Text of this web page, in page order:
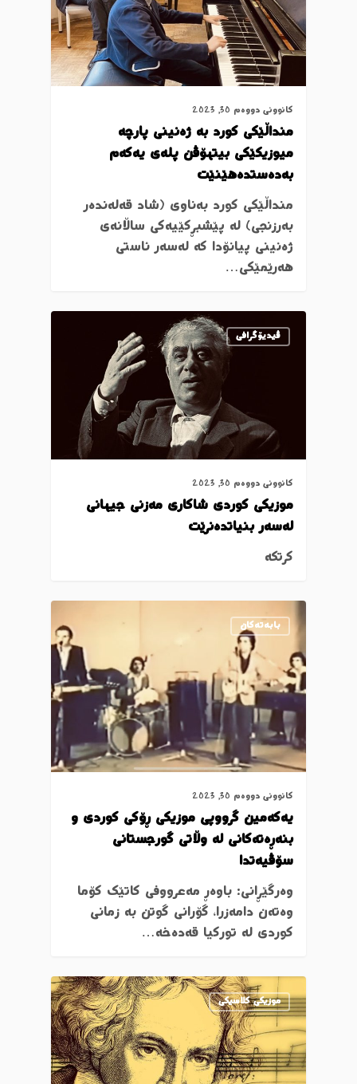
کانوونی دووەم 30, 2023
منداڵێكی كورد بە ژەنینی پارچە
میوزیكێكی بیتهۆڤن پلەی یەكەم
بەدەستدەهێنێت
منداڵێكی كورد بەناوی (شاد قەلەندەر
بەرزنجی) لە پێشبڕكێیەكی ساڵانەی
ژەنینی پیانۆدا كە لەسەر ئاستی
هەرێمێكی…
ڤیدیۆگرافی
کانوونی دووەم 30, 2023
موزیکی کوردی شاکاری مەزنی جیهانی
لەسەر بنیاتدەنرێت
کرتکە
بابەتەکان
کانوونی دووەم 30, 2023
یەکەمین گرووپی موزیکی ڕۆکی کوردی و
بنەڕەتەکانی لە وڵاتی گورجستانی
سۆڤیەتدا
وەرگێڕانی: باوەڕ مەعرووفی کاتێک کۆما
وەتەن دامەزرا، گۆرانی گوتن به زمانی
کوردی لە تورکیا قەدەخە…
موزیکی کلاسیکی